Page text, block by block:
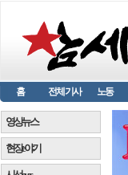
홈 전체기사 노동
영상뉴스
현장 e 야기